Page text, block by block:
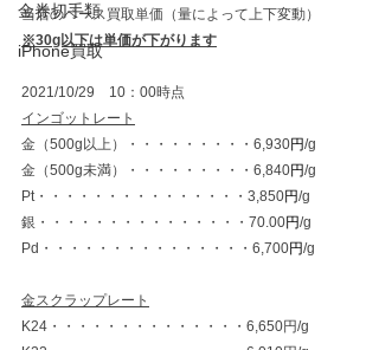
金券切手類
iPhone買取
当店のベース買取単価（量によって上下変動）
※30g以下は単価が下がります
2021/10/29　10：00時点
インゴットレート
金（500g以上）・・・・・・・・・6,930円/g
金（500g未満）・・・・・・・・・6,840円/g
Pt・・・・・・・・・・・・・・・3,850円/g
銀・・・・・・・・・・・・・・・70.00円/g
Pd・・・・・・・・・・・・・・・6,700円/g
金スクラップレート
K24・・・・・・・・・・・・・・6,650円/g